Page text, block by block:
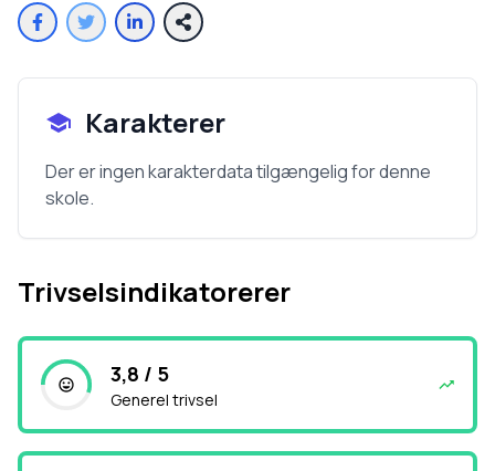
Karakterer
Der er ingen karakterdata tilgængelig for denne
skole.
Trivselsindikatorerer
3,8 / 5
Generel trivsel